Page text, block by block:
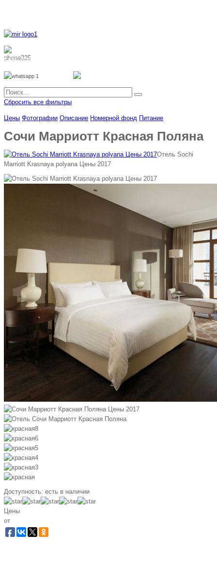
8 962 888 51 55
Сбросить все фильтры
Цены Фотографии Описание Номерной фонд Питание
Сочи Марриотт Красная Поляна
Отель Sochi
Marriott Krasnaya polyana Цены 2017
Доступность: есть в наличии
Цены
от